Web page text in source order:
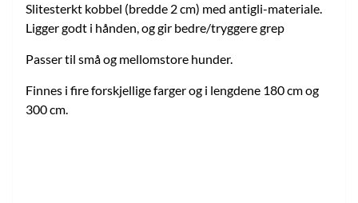
Slitesterkt kobbel (bredde 2 cm) med antigli-materiale.
Ligger godt i hånden, og gir bedre/tryggere grep
Passer til små og mellomstore hunder.
Finnes i fire forskjellige farger og i lengdene 180 cm og
300 cm.